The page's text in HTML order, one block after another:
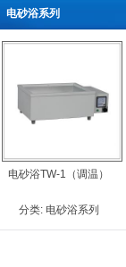
电砂浴系列
电砂浴TW-1（调温）
分类: 电砂浴系列